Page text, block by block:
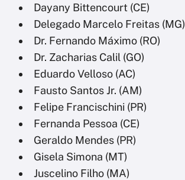
Dayany Bittencourt (CE)
Delegado Marcelo Freitas (MG)
Dr. Fernando Máximo (RO)
Dr. Zacharias Calil (GO)
Eduardo Velloso (AC)
Fausto Santos Jr. (AM)
Felipe Francischini (PR)
Fernanda Pessoa (CE)
Geraldo Mendes (PR)
Gisela Simona (MT)
Juscelino Filho (MA)